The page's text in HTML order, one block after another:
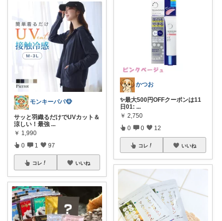
モンキーパパ🐵
サッと羽織るだけでUVカット＆
涼しい！最強 ...
￥ 1,990
0 1 97
コレ いいね
かつお
✨最大500円OFFクーポンは11
日01: ...
￥ 2,750
0 0 12
コレ いいね